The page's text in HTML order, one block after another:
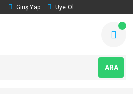
Giriş Yap Üye Ol
ARA